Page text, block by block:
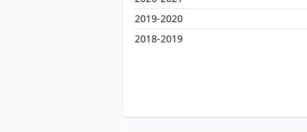
2019-2020
2018-2019